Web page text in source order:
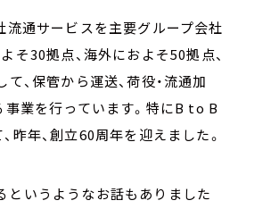
流通サービスを主要グループ会社
そ30拠点、海外におよそ50拠点、
、保管から運送、荷役・流通加
事業を行っています。特にB to B
年、創立60周年を迎えました。
というようなお話もありました